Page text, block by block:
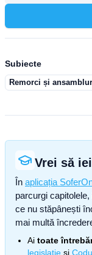
Subiecte
Remorci și
Vrei să
În aplicația
parcurgi
ce nu stăpânești
mai multă
Ai toate
legislație și